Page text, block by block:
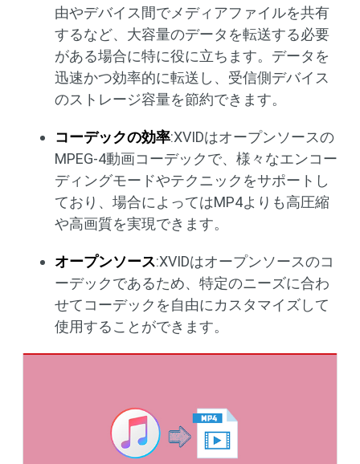
由やデバイス間でメディアファイルを共有
するなど、大容量のデータを転送する必要
がある場合に特に役に立ちます。データを
迅速かつ効率的に転送し、受信側デバイス
のストレージ容量を節約できます。
コーデックの効率:XVIDはオープンソースの
MPEG-4動画コーデックで、様々なエンコー
ディングモードやテクニックをサポートし
ており、場合によってはMP4よりも高圧縮
や高画質を実現できます。
オープンソース:XVIDはオープンソースのコ
ーデックであるため、特定のニーズに合わ
せてコーデックを自由にカスタマイズして
使用することができます。